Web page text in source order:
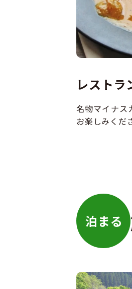
レストラ
名物マイナス
お楽しみくだ
泊まる